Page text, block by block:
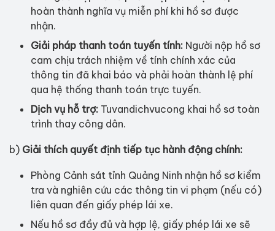
hoàn thành nghĩa vụ miễn phí khi hồ sơ được
nhận.
Giải pháp thanh toán tuyến tính: Người nộp hồ sơ
cam chịu trách nhiệm về tính chính xác của
thông tin đã khai báo và phải hoàn thành lệ phí
qua hệ thống thanh toán trực tuyến.
Dịch vụ hỗ trợ: Tuvandichvucong khai hồ sơ toàn
trình thay công dân.
b) Giải thích quyết định tiếp tục hành động chính:
Phòng Cảnh sát tỉnh Quảng Ninh nhận hồ sơ kiểm
tra và nghiên cứu các thông tin vi phạm (nếu có)
liên quan đến giấy phép lái xe.
Nếu hồ sơ đầy đủ và hợp lệ, giấy phép lái xe sẽ